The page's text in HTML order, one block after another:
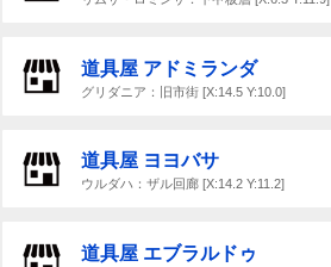
道具屋 アドミランダ
グリダニア：旧市街 [X:14.5 Y:10.0]
道具屋 ヨヨバサ
ウルダハ：ザル回廊 [X:14.2 Y:11.2]
道具屋 エブラルドゥ